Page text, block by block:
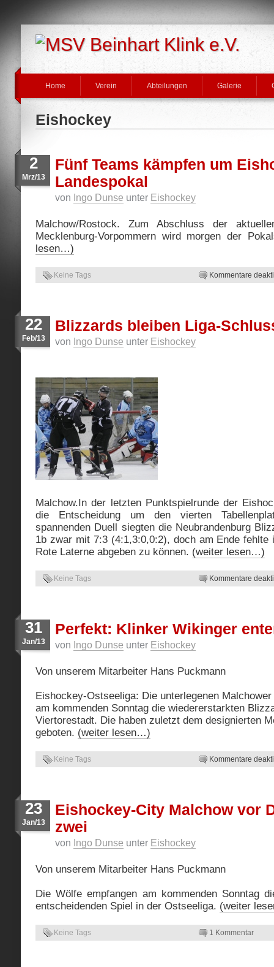
Home Verein Abteilungen Galerie
Eishockey
2
Mrz/13
Fünf Teams kämpfen um
Landespokal
von Ingo Dunse unter Eishockey
Malchow/Rostock. Zum Abschluss der
Mecklenburg-Vorpommern wird morgen der
lesen…)
Keine Tags Kommentare
22
Feb/13
Blizzards bleiben Liga-
von Ingo Dunse unter Eishockey
Malchow.In der letzten Punktspielrunde der
die Entscheidung um den vierten
spannenden Duell siegten die Neubrandenburg
1b zwar mit 7:3 (4:1,3:0,0:2), doch am Ende fehlte
Rote Laterne abgeben zu können. (weiter lesen…)
Keine Tags Kommentare
31
Jan/13
Perfekt: Klinker Wikinger
von Ingo Dunse unter Eishockey
Von unserem Mitarbeiter Hans Puckmann
Eishockey-Ostseeliga: Die unterlegenen
am kommenden Sonntag die wiedererstarkten
Viertorestadt. Die haben zuletzt dem designierten
geboten. (weiter lesen…)
Keine Tags Kommentare
23
Jan/13
Eishockey-City Malchow vor
zwei
von Ingo Dunse unter Eishockey
Von unserem Mitarbeiter Hans Puckmann
Die Wölfe empfangen am kommenden Sonntag
entscheidenden Spiel in der Ostseeliga. (weiter
Keine Tags 1 Kommentar